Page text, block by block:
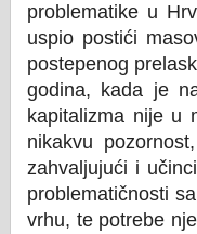
problematike u
uspio postići
postepenog
godina, kada je
kapitalizma nije u
nikakvu
zahvaljujući i
problematičnosti
vrhu, te potrebe